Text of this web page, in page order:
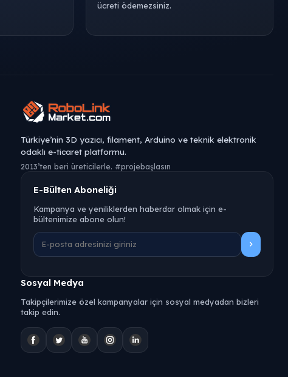
ücreti ödemezsiniz.
Türkiye’nin 3D yazıcı, filament, Arduino ve teknik elektronik
odaklı e-ticaret platformu.
2013’ten beri üreticilerle. #projebaşlasın
E-Bülten Aboneliği
Kampanya ve yeniliklerden haberdar olmak için e-
bültenimize abone olun!
Sosyal Medya
Takipçilerimize özel kampanyalar için sosyal medyadan bizleri
takip edin.